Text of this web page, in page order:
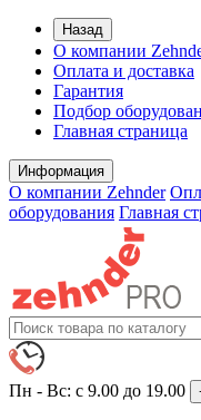
Назад
О компании
Оплата и доставка
Гарантия
Подбор
Главная страница
Информация
О компании Zehnder
оборудования Главная
Пн - Вс: с 9.00 до 19.00